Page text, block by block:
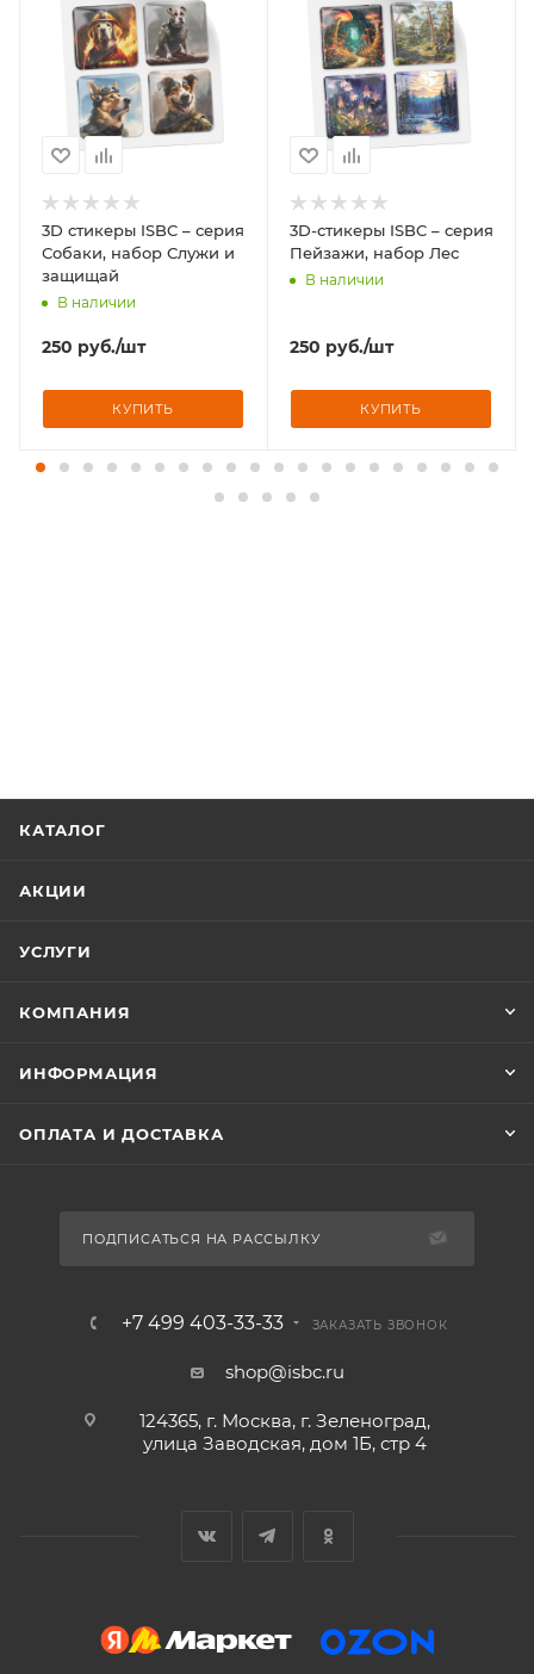
3D стикеры ISBC – серия
Собаки, набор Служи и
защищай
В наличии
250 руб./шт
КУПИТЬ
3D-стикеры ISBC – серия
Пейзажи, набор Лес
В наличии
250 руб./шт
КУПИТЬ
КАТАЛОГ
АКЦИИ
УСЛУГИ
КОМПАНИЯ
ИНФОРМАЦИЯ
ОПЛАТА И ДОСТАВКА
ПОДПИСАТЬСЯ НА РАССЫЛКУ
+7 499 403-33-33 ЗАКАЗАТЬ ЗВОНОК
shop@isbc.ru
124365, г. Москва, г. Зеленоград,
улица Заводская, дом 1Б, стр 4